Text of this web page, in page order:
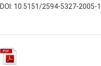
DOI: 10.5151/2594-5327-2005-